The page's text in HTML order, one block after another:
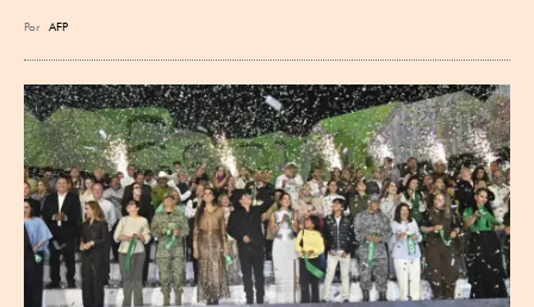
Por AFP